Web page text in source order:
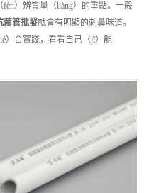
）辨質量（liàng）的重點。一般
菌管批發就會有明顯的刺鼻味道。
）合實踐，看看自己（jǐ）能